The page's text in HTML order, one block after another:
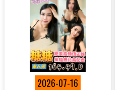
2026-07-16